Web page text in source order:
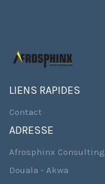
LIENS RAPIDES
Contact
ADRESSE
Afrosphinx Consulting
Douala - Akwa